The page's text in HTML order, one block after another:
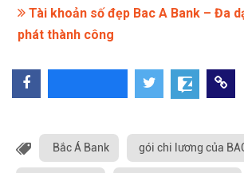
Tài khoản số đẹp Bac A Bank – Đa
phát thành công
Bắc Á Bank gói chi lương của